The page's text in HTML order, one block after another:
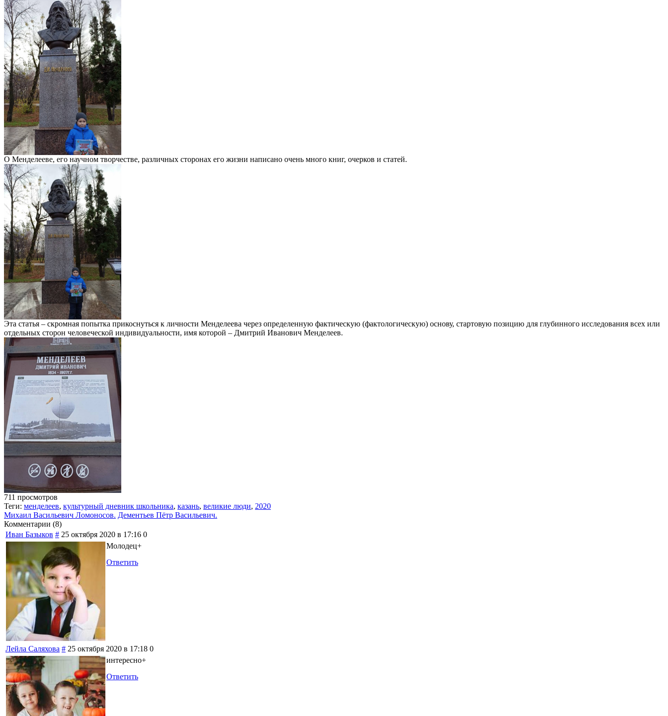
О Менделееве, его научном творчестве, различных сторонах его жизни написано очень много книг, очерков и статей.
Эта статья – скромная попытка прикоснуться к личности Менделеева через определенную фактическую (фактологическую) основу, стартовую позицию для глубинного исследования всех или
отдельных сторон человеческой индивидуальности, имя которой – Дмитрий Иванович Менделеев.
711 просмотров
Теги: менделеев, культурный дневник школьника, казань, великие люди, 2020
Михаил Васильевич Ломоносов. Дементьев Пётр Васильевич.
Комментарии (8)
Иван Базыков # 25 октября 2020 в 17:16 0
Молодец+
Ответить
Лейла Саляхова # 25 октября 2020 в 17:18 0
интересно+
Ответить